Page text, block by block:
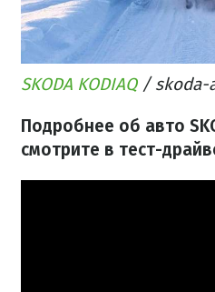
SKODA KODIAQ/ skoda-
Подробнее об авто
смотрите в тест-